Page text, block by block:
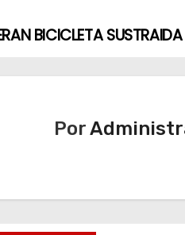
BICICLETA SUSTRAIDA
Por